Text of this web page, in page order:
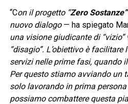
“Con il progetto “Zero Sostanze”
nuovo dialogo— ha spiegato
una visione giudicante di
“disagio”. L’obiettivo è facilitare
servizi nelle prime fasi, quando
Per questo stiamo avviando un
solo lavorando in prima
possiamo combattere questa